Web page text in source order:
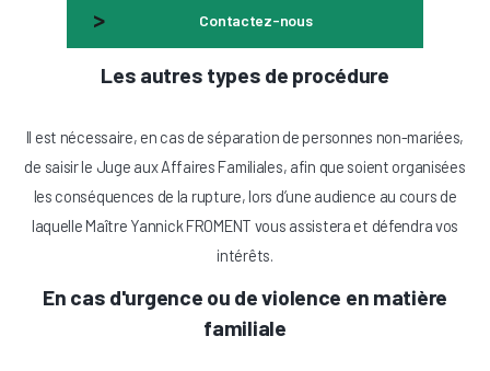
Contactez-nous
Les autres types de procédure
Il est nécessaire, en cas de séparation de personnes non-mariées,
de saisir le Juge aux Affaires Familiales, afin que soient organisées
les conséquences de la rupture, lors d’une audience au cours de
laquelle Maître Yannick FROMENT vous assistera et défendra vos
intérêts.
En cas d'urgence ou de violence en matière
familiale